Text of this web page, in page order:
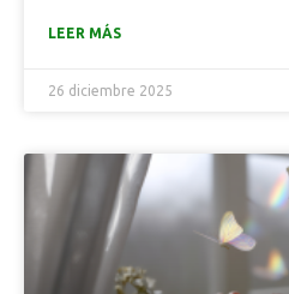
LEER MÁS
26 diciembre 2025